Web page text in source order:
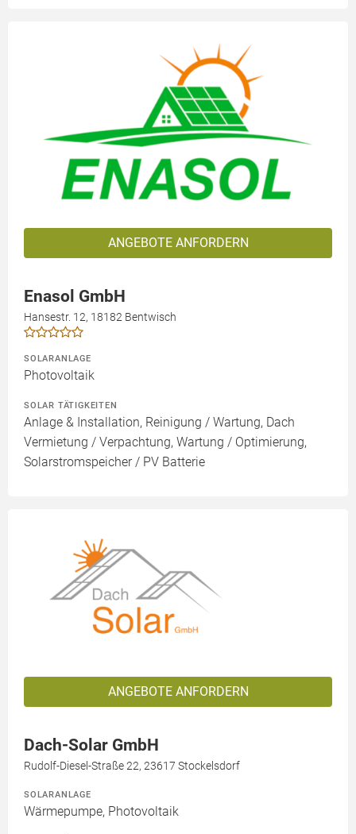
ANGEBOTE ANFORDERN
Enasol GmbH
Hansestr. 12, 18182 Bentwisch
SOLARANLAGE
Photovoltaik
SOLAR TÄTIGKEITEN
Anlage & Installation, Reinigung / Wartung, Dach
Vermietung / Verpachtung, Wartung / Optimierung,
Solarstromspeicher / PV Batterie
ANGEBOTE ANFORDERN
Dach-Solar GmbH
Rudolf-Diesel-Straße 22, 23617 Stockelsdorf
SOLARANLAGE
Wärmepumpe, Photovoltaik